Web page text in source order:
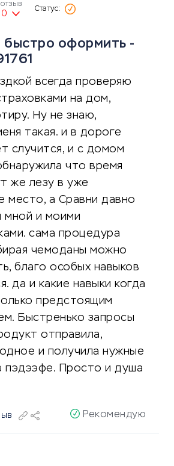
0
быстро оформить -
всегда проверяю
на дом,
Ну не знаю,
такая. и в дороге
случится, и с домом
что время
же лезу в уже
место, а Сравни давно
мной и моими
сама процедура
чемоданы можно
благо особых навыков
да и какие навыки когда
предстоящим
Быстренько запросы
отправила,
и получила нужные
пэдээфе. Просто и душа
Рекомендую